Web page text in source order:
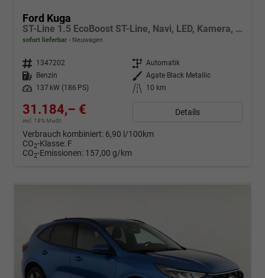
Ford Kuga
ST-Line 1.5 EcoBoost ST-Line, Navi, LED, Kamera, Winter, FS beheizbar
sofort lieferbar Neuwagen
Fahrzeugnr. 1347202 Getriebe Automatik
Kraftstoff
Benzin Außenfarbe Agate Black Metallic
Leistung
137 kW (186 PS) Kilometerstand 10 km
31.184,– €
incl. 19% MwSt.
Details
Verbrauch kombiniert: 6,90 l/100km
CO2-Klasse: F
CO2-Emissionen: 157,00 g/km